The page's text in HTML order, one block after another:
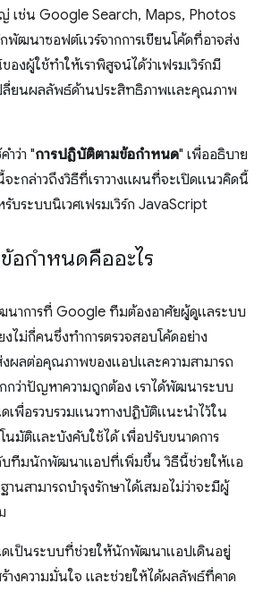
เช่น Google Search, Maps, Photos
ฒนาซอฟต์แวร์จากการเขียนโค้ดที่อาจส่ง
งผู้ใช้ทำให้เราพิสูจน์ได้ว่าเฟรมเวิร์กมี
ลี่ยนผลลัพธ์ด้านประสิทธิภาพและคุณภาพ
ำว่า "การปฏิบัติตามข้อกำหนด" เพื่ออธิบาย
ะกล่าวถึงวิธีที่เราวางแผนที่จะเปิดแนวคิดนี้
บระบบนิเวศเฟรมเวิร์ก JavaScript
อกำหนดคืออะไร
นาการที่ Google ทีมต้องอาศัยผู้ดูแลระบบ
ไม่กี่คนซึ่งทำการตรวจสอบโค้ดอย่าง
ผลต่อคุณภาพของแอปและความสามารถ
กว่าปัญหาความถูกต้อง เราได้พัฒนาระบบ
เพื่อรวบรวมแนวทางปฏิบัติแนะนำไว้ใน
ติและบังคับใช้ได้ เพื่อปรับขนาดการ
บทีมนักพัฒนาแอปที่เพิ่มขึ้น วิธีนี้ช่วยให้แอ
นสามารถบำรุงรักษาได้เสมอไม่ว่าจะมีผู้
เป็นระบบที่ช่วยให้นักพัฒนาแอปเดินอยู่
งความมั่นใจ และช่วยให้ได้ผลลัพธ์ที่คาด